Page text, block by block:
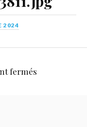
2024
fermés